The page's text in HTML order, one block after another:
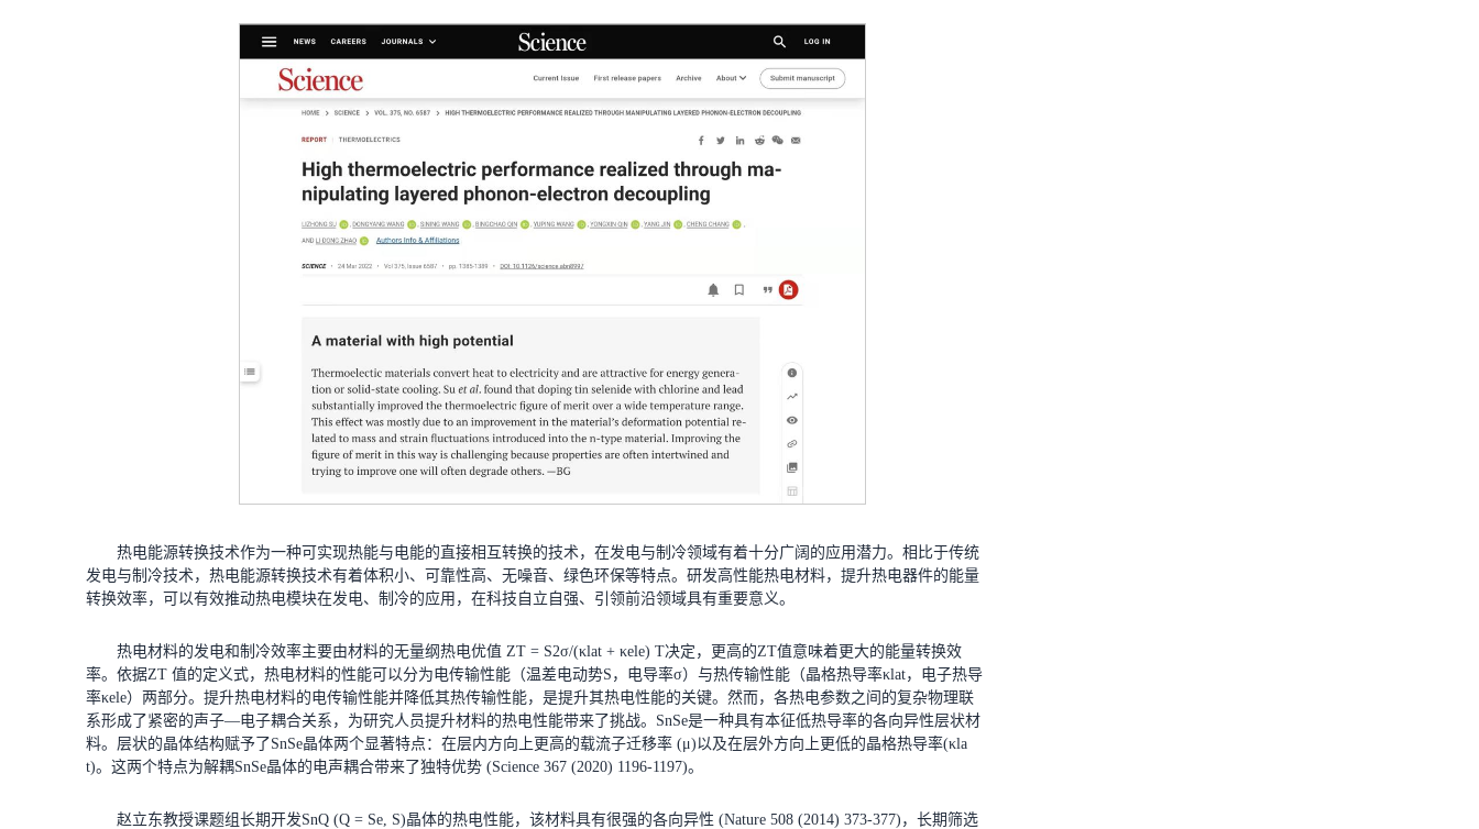
热电能源转换技术作为一种可实现热能与电能的直接相互转换的技术，在发电与制冷领域有着十分广阔的应用潜力。相比于传统
发电与制冷技术，热电能源转换技术有着体积小、可靠性高、无噪音、绿色环保等特点。研发高性能热电材料，提升热电器件的能量
转换效率，可以有效推动热电模块在发电、制冷的应用，在科技自立自强、引领前沿领域具有重要意义。
热电材料的发电和制冷效率主要由材料的无量纲热电优值 ZT = S2σ/(κlat + κele) T决定，更高的ZT值意味着更大的能量转换效
率。依据ZT 值的定义式，热电材料的性能可以分为电传输性能（温差电动势S，电导率σ）与热传输性能（晶格热导率κlat，电子热导
率κele）两部分。提升热电材料的电传输性能并降低其热传输性能，是提升其热电性能的关键。然而，各热电参数之间的复杂物理联
系形成了紧密的声子—电子耦合关系，为研究人员提升材料的热电性能带来了挑战。SnSe是一种具有本征低热导率的各向异性层状材
料。层状的晶体结构赋予了SnSe晶体两个显著特点：在层内方向上更高的载流子迁移率 (μ)以及在层外方向上更低的晶格热导率(κla
t)。这两个特点为解耦SnSe晶体的电声耦合带来了独特优势 (Science 367 (2020) 1196-1197)。
赵立东教授课题组长期开发SnQ (Q = Se, S)晶体的热电性能，该材料具有很强的各向异性 (Nature 508 (2014) 373-377)，长期筛选